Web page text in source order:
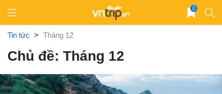
content
0
Tin tức > Tháng 12
Chủ đề: Tháng 12